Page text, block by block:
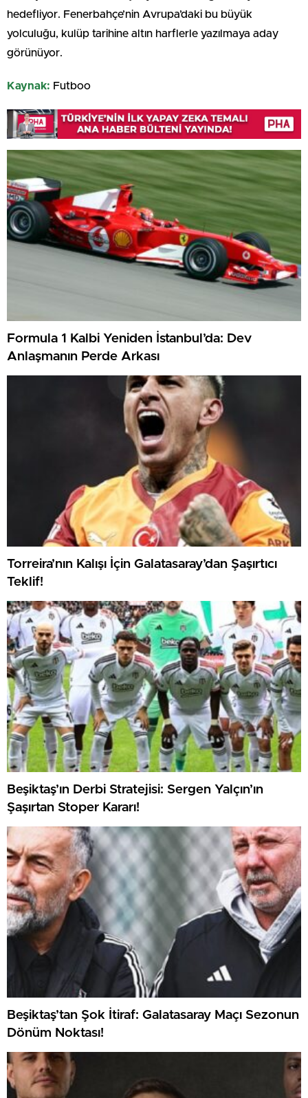
hedefliyor. Fenerbahçe’nin Avrupa’daki bu büyük
yolculuğu, kulüp tarihine altın harflerle yazılmaya aday
görünüyor.
Kaynak: Futboo
Formula 1 Kalbi Yeniden İstanbul’da: Dev
Anlaşmanın Perde Arkası
Torreira’nın Kalışı İçin Galatasaray’dan Şaşırtıcı
Teklif!
Beşiktaş’ın Derbi Stratejisi: Sergen Yalçın’ın
Şaşırtan Stoper Kararı!
Beşiktaş’tan Şok İtiraf: Galatasaray Maçı Sezonun
Dönüm Noktası!